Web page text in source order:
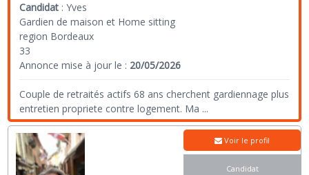
Candidat :Yves
Gardien de maison et Home sitting
region Bordeaux
33
Annonce mise à jour le : 20/05/2026
Couple de retraités actifs 68 ans cherchent gardiennage plus
entretien propriete contre logement. Ma ...
Voir le profil
Candidat